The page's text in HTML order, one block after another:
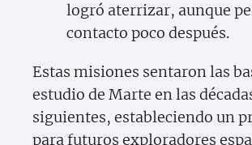
logró aterrizar, aunque
contacto poco después.
Estas misiones sentaron las
estudio de Marte en las
siguientes, estableciendo un
para futuros exploradores